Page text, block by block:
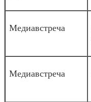
Медиавстреча
Медиавстреча